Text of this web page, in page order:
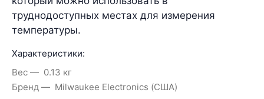
труднодоступных местах для измерения
температуры.
Характеристики:
Вес
0.13 кг
Бренд
Milwaukee Electronics (США)